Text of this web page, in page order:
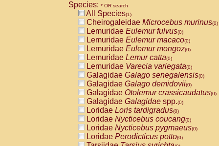
Species: * OR search
All Species(1)
Cheirogaleidae Microcebus murinus(0)
Lemuridae Eulemur fulvus(0)
Lemuridae Eulemur macaco(0)
Lemuridae Eulemur mongoz(0)
Lemuridae Lemur catta(0)
Lemuridae Varecia variegata(0)
Galagidae Galago senegalensis(0)
Galagidae Galago demidovii(0)
Galagidae Otolemur crassicaudatus(0)
Galagidae Galagidae spp.(0)
Loridae Loris tardigradus(0)
Loridae Nycticebus coucang(0)
Loridae Nycticebus pygmaeus(0)
Loridae Perodicticus potto(0)